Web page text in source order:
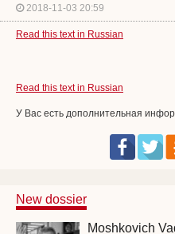
2018-11-03 20:59
Read this text in Russian
Read this text in Russian
У Вас есть дополнительная
New dossier
Moshkovich